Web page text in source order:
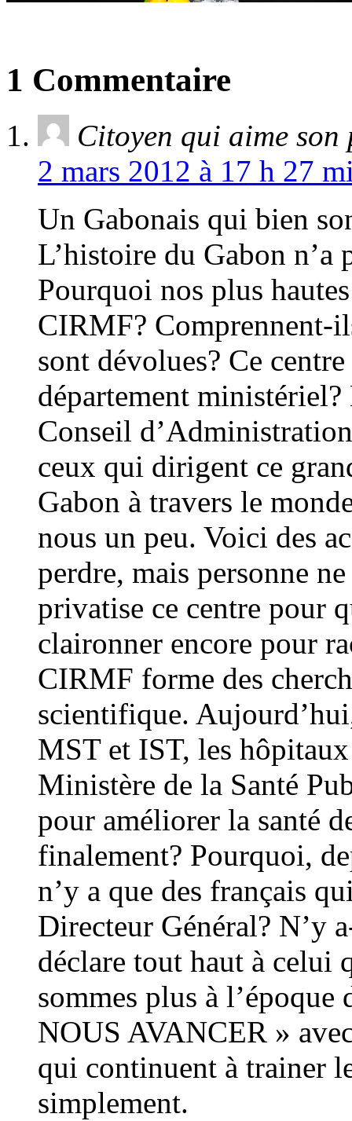
1 Commentaire
Citoyen qui aime son
2 mars 2012 à 17 h 27
Un Gabonais qui bien
L’histoire du Gabon n’a
Pourquoi nos plus
CIRMF? Comprennent-
sont dévolues? Ce
département
Conseil
ceux qui dirigent ce
Gabon à travers le
nous un peu. Voici des
perdre, mais personne
privatise ce centre pour
claironner encore pour
CIRMF forme des
scientifique.
MST et IST, les
Ministère de la Santé
pour améliorer la santé
finalement? Pourquoi,
n’y a que des français
Directeur Général? N’y
déclare tout haut à celui
sommes plus à
NOUS AVANCER »
qui continuent à trainer
simplement.